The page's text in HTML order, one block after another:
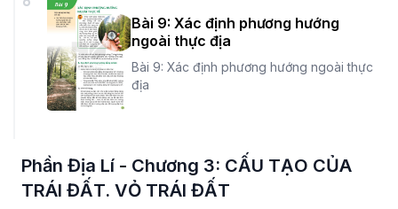
Bài 9: Xác định phương hướng
ngoài thực địa
Bài 9: Xác định phương hướng ngoài thực
địa
Phần Địa Lí - Chương 3: CẤU TẠO CỦA
TRÁI ĐẤT. VỎ TRÁI ĐẤT